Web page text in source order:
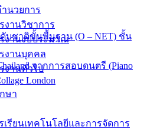
นวยการ
งานวิชาการ
งานงบประมาณ
งานบุคคล
งานทั่วไป
ษา
รียนเทคโนโลยีและการจัดการ
บชาติขั้นพื้นฐาน (O – NET) ชั้น
จากการสอบดนตรี (Piano
London